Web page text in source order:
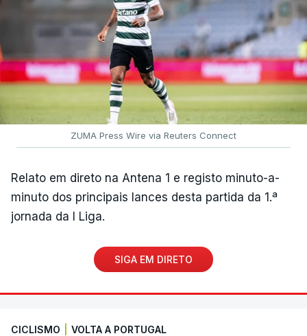
ZUMA Press Wire via Reuters Connect
Relato em direto na Antena 1 e registo minuto-a-
minuto dos principais lances desta partida da 1.ª
jornada da I Liga.
SIGA EM DIRETO
CICLISMO VOLTA A PORTUGAL